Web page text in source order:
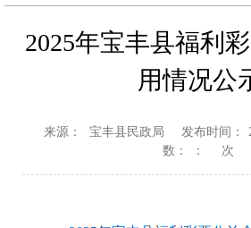
2025年宝丰县福利
用情况公
来源： 宝丰县民政局 发布时间：
数：
： 次